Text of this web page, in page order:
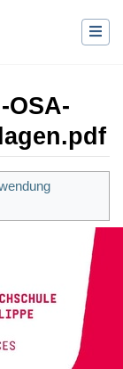
OSA-